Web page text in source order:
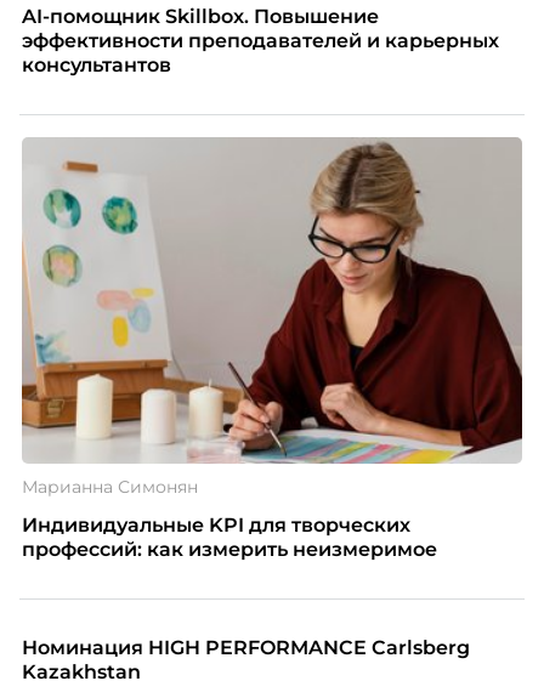
AI-помощник Skillbox. Повышение
эффективности преподавателей и карьерных
консультантов
Марианна Симонян
Индивидуальные KPI для творческих
профессий: как измерить неизмеримое
Номинация HIGH PERFORMANCE Carlsberg
Kazakhstan